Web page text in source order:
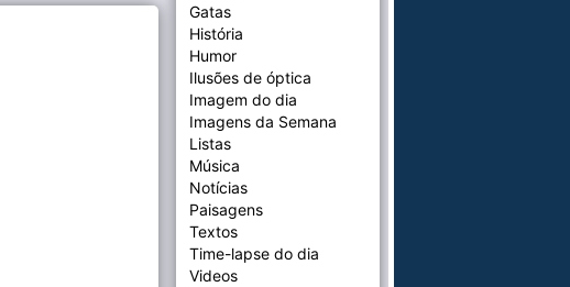
Gatas
História
Humor
Ilusões de óptica
Imagem do dia
Imagens da Semana
Listas
Música
Notícias
Paisagens
Textos
Time-lapse do dia
Videos